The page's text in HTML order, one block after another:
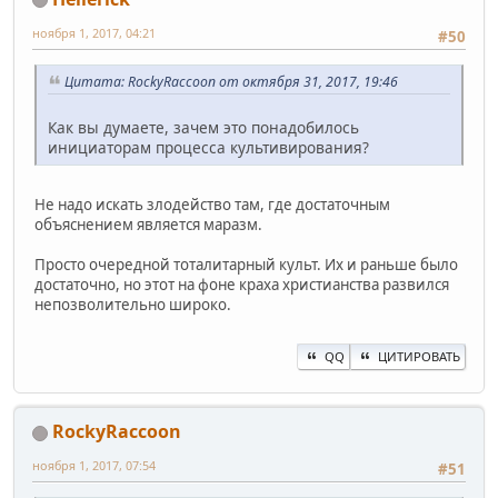
#50
ноября 1, 2017, 04:21
Цитата: RockyRaccoon от октября 31, 2017, 19:46
Как вы думаете, зачем это понадобилось
инициаторам процесса культивирования?
Не надо искать злодейство там, где достаточным
объяснением является маразм.
Просто очередной тоталитарный культ. Их и раньше было
достаточно, но этот на фоне краха христианства развился
непозволительно широко.
QQ ЦИТИРОВАТЬ
RockyRaccoon
#51
ноября 1, 2017, 07:54